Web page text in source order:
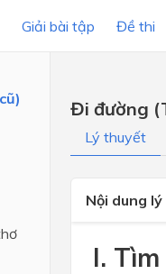
Giải bài tập Đề thi
Đi đường
Lý thuyết
Nội dung
I.